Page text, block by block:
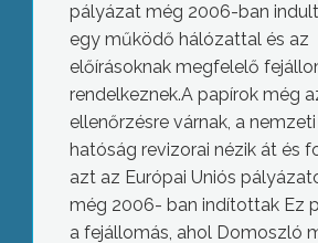
pályázat még 2006-ban
egy működő hálózattal és az
előírásoknak megfelelő
rendelkeznek.A papírok még
ellenőrzésre várnak, a
hatóság revizorai nézik át és
azt az Európai Uniós
még 2006- ban indítottak Ez
a fejállomás, ahol Domoszló